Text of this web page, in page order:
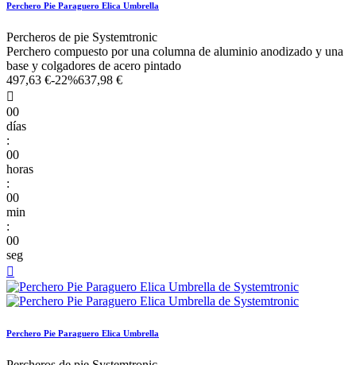
Perchero Pie Paraguero Elica Umbrella
Percheros de pie Systemtronic
Perchero compuesto por una columna de aluminio anodizado y una
base y colgadores de acero pintado
497,63 €-22%637,98 €

00
días
:
00
horas
:
00
min
:
00
seg

Perchero Pie Paraguero Elica Umbrella